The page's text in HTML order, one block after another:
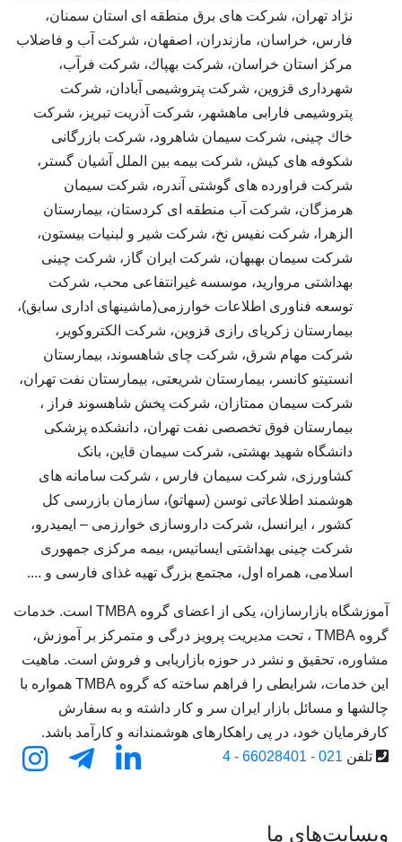
نژاد تهران، شركت های برق منطقه ای استان سمنان،
فارس، خراسان، مازندران، اصفهان، شركت آب و فاضلاب
مركز استان خراسان، شركت بهپاك، شركت فرآب،
شهرداری قزوین، شركت پتروشیمی آبادان، شرکت
پتروشیمی فارابی ماهشهر، شرکت آذریت تبریز، شرکت
خاك چینی، شرکت سیمان شاهرود، شركت بازرگانی
شكوفه های كیش، شركت بیمه بین الملل آشیان گستر،
شرکت فراورده های گوشتی آندره، شرکت سیمان
هرمزگان، شركت آب منطقه ای كردستان، بیمارستان
الزهرا، شرکت نفیس نخ، شرکت شیر و لبنیات بیستون،
شرکت سیمان بهبهان، شرکت ایران گاز، شرکت چینی
بهداشتی مروارید، موسسه غیرانتفاعی محب، شرکت
توسعه فناوری اطلاعات خوارزمی(ماشینهای اداری سابق)،
بیمارستان زکریای رازی قزوین، شرکت الکتروکویر،
شرکت مهام شرق، شرکت چای شاهسوند، بیمارستان
انستیتو کانسر، بیمارستان شریعتی، بیمارستان نفت تهران،
شرکت سیمان ممتازان، شرکت پخش شاهسوند فراز ،
بیمارستان فوق تخصصی نفت تهران، دانشکده پزشکی
دانشگاه شهید بهشتی، شرکت سیمان قاین، بانک
کشاورزی، شرکت سیمان فارس ، شرکت سامانه های
هوشمند اطلاعاتی توسن (سهاتو)، سازمان بازرسی کل
کشور ، ایرانسل، شرکت داروسازی خوارزمی – ایمیدرو،
شرکت چینی بهداشتی ایساتیس، بیمه مرکزی جمهوری
اسلامی، همراه اول، مجتمع بزرگ تهیه غذای فارسی و ....
آموزشگاه بازارسازان، یکی از اعضای گروه TMBA است. خدمات
گروه TMBA ، تحت مدیریت پرویز درگی و متمرکز بر آموزش،
مشاوره، تحقیق و نشر در حوزه بازاریابی و فروش است. ماهیت
این خدمات، شرایطی را فراهم ساخته که گروه TMBA همواره با
چالشها و مسائل بازار ایران سر و کار داشته و به سفارش
کارفرمایان خود، در پی راهکارهای هوشمندانه و کارآمد باشد.
تلفن 021 - 66028401 - 4
وبسایت‌های ما